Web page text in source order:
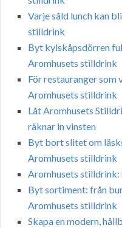
Varje såld lunch kan
stilldrink
Byt kylskåpsdörren
Aromhusets stilldrink
För restauranger som
Aromhusets stilldrink
Låt Aromhusets
räknar in vinsten
Byt bort slitet om
Aromhusets stilldrink
Aromhusets stilldrink:
Byt sortiment: från
Aromhusets stilldrink
Skapa en modern,